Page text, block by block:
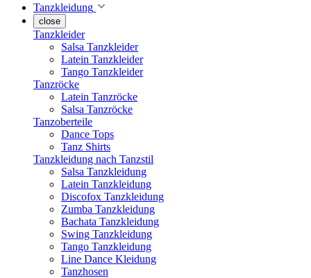
Tanzkleidung
close
Tanzkleider
Salsa Tanzkleider
Latein Tanzkleider
Tango Tanzkleider
Tanzröcke
Latein Tanzröcke
Salsa Tanzröcke
Tanzoberteile
Dance Tops
Tanz Shirts
Tanzkleidung nach Tanzstil
Salsa Tanzkleidung
Latein Tanzkleidung
Discofox Tanzkleidung
Zumba Tanzkleidung
Bachata Tanzkleidung
Swing Tanzkleidung
Tango Tanzkleidung
Line Dance Kleidung
Tanzhosen